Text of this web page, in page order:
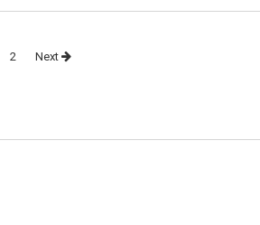
2 Next